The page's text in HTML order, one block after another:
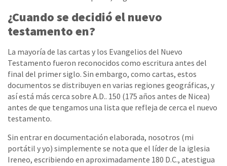
¿Cuando se decidió el nuevo
testamento en?
La mayoría de las cartas y los Evangelios del Nuevo
Testamento fueron reconocidos como escritura antes del
final del primer siglo. Sin embargo, como cartas, estos
documentos se distribuyen en varias regiones geográficas, y
así está más cerca sobre A.D.. 150 (175 años antes de Nicea)
antes de que tengamos una lista que refleja de cerca el nuevo
testamento.
Sin entrar en documentación elaborada, nosotros (mi
portátil y yo) simplemente se nota que el líder de la iglesia
Ireneo, escribiendo en aproximadamente 180 D.C., atestigua